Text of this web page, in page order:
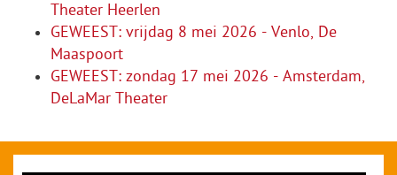
Theater Heerlen
GEWEEST: vrijdag 8 mei 2026 - Venlo, De
Maaspoort
GEWEEST: zondag 17 mei 2026 - Amsterdam,
DeLaMar Theater